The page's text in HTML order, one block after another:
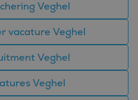
Veghel
vacature Veghel
Veghel
Veghel
gebruikersaanmelding en
niet goed worden gebruikt
/
Vervaldatum
4 weken 2
dagen
Deze cookie
Script.com-